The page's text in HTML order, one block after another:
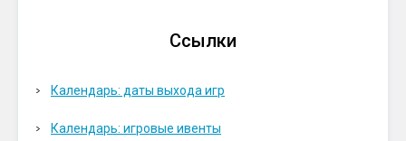
Ссылки
Календарь: даты выхода игр
Календарь: игровые ивенты